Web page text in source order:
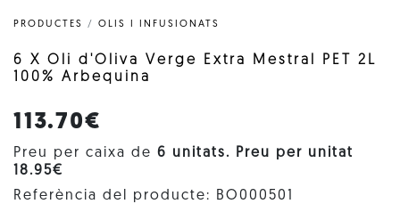
PRODUCTES / OLIS I INFUSIONATS
6 X Oli d'Oliva Verge Extra Mestral PET 2L
100% Arbequina
113.70€
Preu per caixa de 6 unitats. Preu per unitat
18.95€
Referència del producte: BO000501
SELECCIONAR IDIOMA: CAT